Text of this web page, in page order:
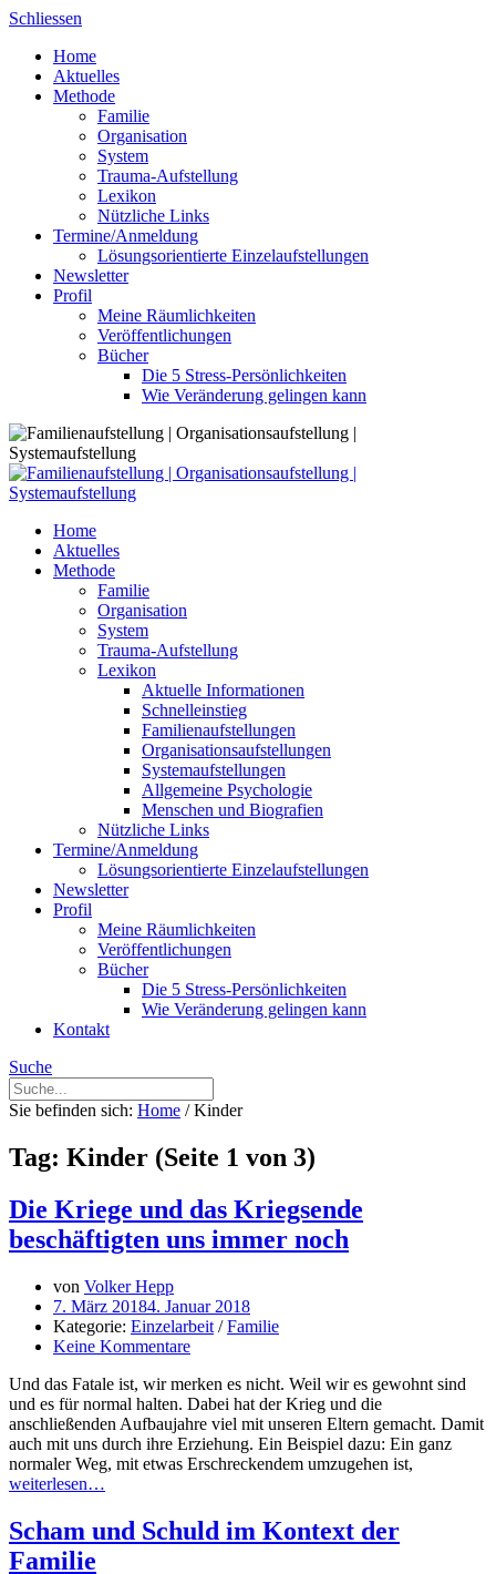
Skip
content
Schliessen
Home
Aktuelles
Methode
Familie
Organisation
System
Trauma-Aufstellung
Lexikon
Nützliche Links
Termine/Anmeldung
Lösungsorientierte Einzelaufstellungen
Newsletter
Profil
Meine Räumlichkeiten
Veröffentlichungen
Bücher
Die 5 Stress-Persönlichkeiten
Wie Veränderung gelingen kann
Home
Aktuelles
Methode
Familie
Organisation
System
Trauma-Aufstellung
Lexikon
Aktuelle Informationen
Schnelleinstieg
Familienaufstellungen
Organisationsaufstellungen
Systemaufstellungen
Allgemeine Psychologie
Menschen und Biografien
Nützliche Links
Termine/Anmeldung
Lösungsorientierte Einzelaufstellungen
Newsletter
Profil
Meine Räumlichkeiten
Veröffentlichungen
Bücher
Die 5 Stress-Persönlichkeiten
Wie Veränderung gelingen kann
Kontakt
Suche
Sie befinden sich: Home / Kinder
Tag: Kinder (Seite 1 von 3)
Die Kriege und das Kriegsende
beschäftigten uns immer noch
von Volker Hepp
7. März 20184. Januar 2018
Kategorie: Einzelarbeit /Familie
Keine Kommentare
Und das Fatale ist, wir merken es nicht. Weil wir es gewohnt sind
und es für normal halten. Dabei hat der Krieg und die
anschließenden Aufbaujahre viel mit unseren Eltern gemacht. Damit
auch mit uns durch ihre Erziehung. Ein Beispiel dazu: Ein ganz
normaler Weg, mit etwas Erschreckendem umzugehen ist,
weiterlesen…
Scham und Schuld im Kontext der
Familie